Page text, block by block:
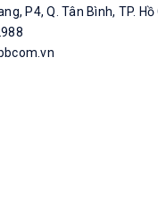
P4, Q. Tân Bình, TP. Hồ